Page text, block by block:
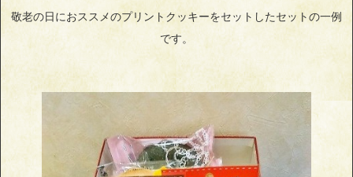
敬老の日におススメのプリントクッキーをセットしたセットの一例
です。